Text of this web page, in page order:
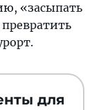
«засыпать
для